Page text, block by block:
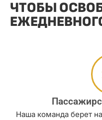
ЧТОБЫ
Наша команда берет